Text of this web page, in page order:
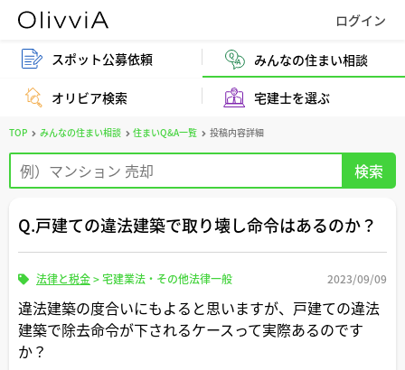
スポット公募依頼 みんなの住まい相談
オリビア検索 宅建士を選ぶ
TOP みんなの住まい相談 住まいQ&A一覧 投稿内容詳細
Q.戸建ての違法建築で取り壊し命令はあるのか？
法律と税金>宅建業法・その他法律一般 2023/09/09
違法建築の度合いにもよると思いますが、戸建ての違法
建築で除去命令が下されるケースって実際あるのです
か？